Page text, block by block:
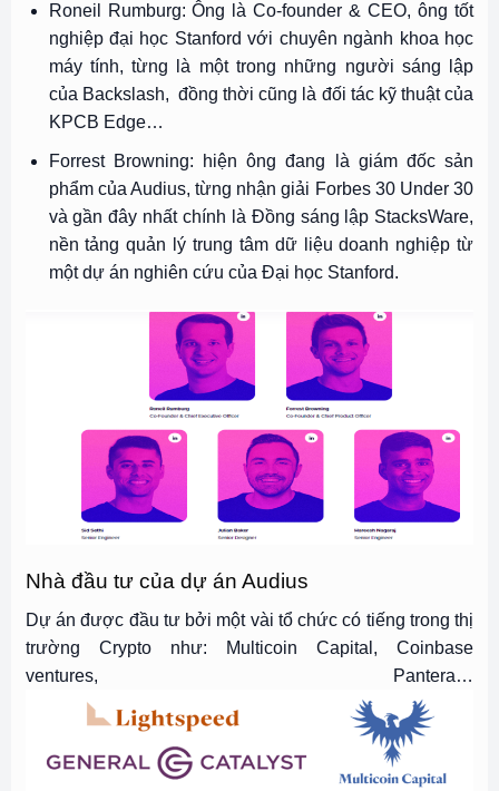
Roneil Rumburg: Ông là Co-founder & CEO, ông tốt
nghiệp đại học Stanford với chuyên ngành khoa học
máy tính, từng là một trong những người sáng lập
của Backslash, đồng thời cũng là đối tác kỹ thuật của
KPCB Edge…
Forrest Browning: hiện ông đang là giám đốc sản
phẩm của Audius, từng nhận giải Forbes 30 Under 30
và gần đây nhất chính là Đồng sáng lập StacksWare,
nền tảng quản lý trung tâm dữ liệu doanh nghiệp từ
một dự án nghiên cứu của Đại học Stanford.
Nhà đầu tư của dự án Audius
Dự án được đầu tư bởi một vài tổ chức có tiếng trong thị
trường Crypto như: Multicoin Capital, Coinbase
ventures, Pantera…